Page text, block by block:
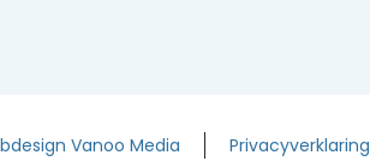
Vanoo Media Privacyverklaring